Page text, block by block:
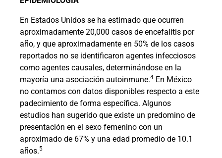
En Estados Unidos se ha estimado que ocurren
aproximadamente 20,000 casos de encefalitis por
año, y que aproximadamente en 50% de los casos
reportados no se identificaron agentes infecciosos
como agentes causales, determinándose en la
mayoría una asociación autoinmune.4 En México
no contamos con datos disponibles respecto a este
padecimiento de forma específica. Algunos
estudios han sugerido que existe un predomino de
presentación en el sexo femenino con un
aproximado de 67% y una edad promedio de 10.1
años.5